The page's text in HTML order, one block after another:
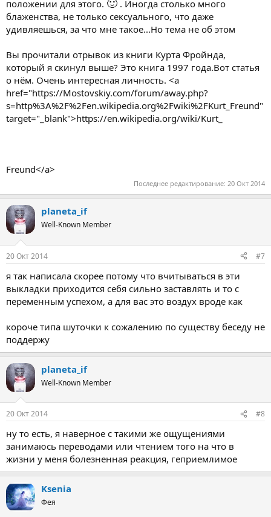
положении для этого.
. Иногда столько много
блаженства, не только сексуального, что даже
удивляешься, за что мне такое...Но тема не об этом
Вы прочитали отрывок из книги Курта Фройнда,
который я скинул выше? Это книга 1997 года.Вот статья
о нём. Очень интересная личность. <a
href="https://Mostovskiy.com/forum/away.php?
s=http%3A%2F%2Fen.wikipedia.org%2Fwiki%2FKurt_Freund"
target="_blank">https://en.wikipedia.org/wiki/Kurt_
Freund</a>
Последнее редактирование: 20 Окт 2014
planeta_if
Well-Known Member
20 Окт 2014 #7
я так написала скорее потому что вчитываться в эти
выкладки приходится себя сильно заставлять и то с
переменным успехом, а для вас это воздух вроде как
короче типа шуточки к сожалению по существу беседу не
поддержу
planeta_if
Well-Known Member
20 Окт 2014 #8
ну то есть, я наверное с такими же ощущениями
занимаюсь переводами или чтением того на что в
жизни у меня болезненная реакция, геприемлимое
Ksenia
Фея